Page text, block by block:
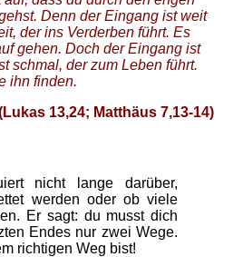
Denn der Eingang ist weit
der ins Verderben führt. Es
gehen. Doch der Eingang ist
schmal, der zum Leben führt.
ihn finden.
13,24; Matthäus 7,13-14)
nicht lange darüber,
werden oder ob viele
Er sagt: du musst dich
Endes nur zwei Wege.
richtigen Weg bist!